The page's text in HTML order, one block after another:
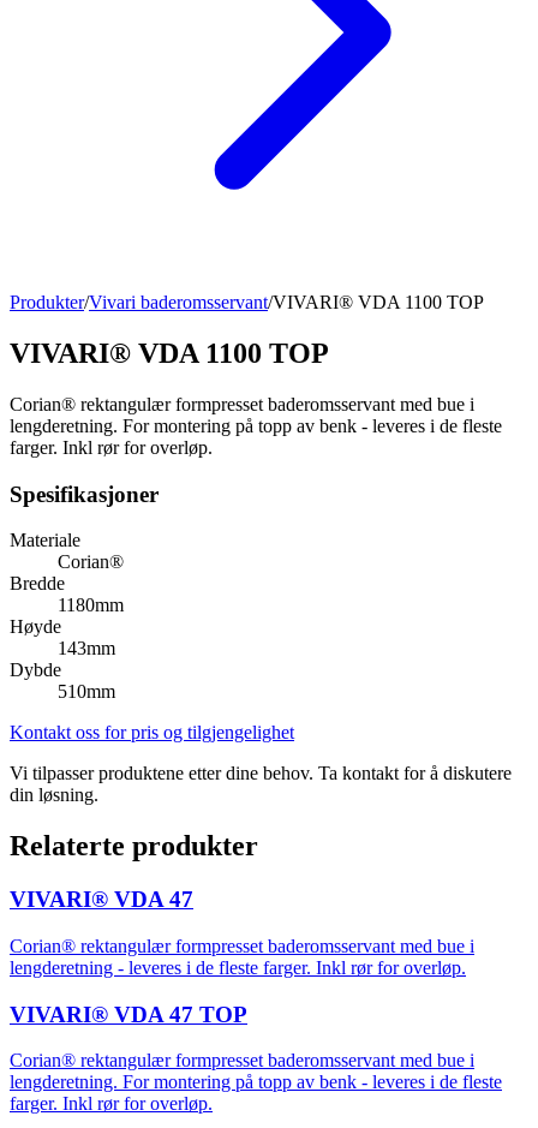
Produkter/Vivari baderomsservant/VIVARI® VDA 1100 TOP
VIVARI® VDA 1100 TOP
Corian® rektangulær formpresset baderomsservant med bue i
lengderetning. For montering på topp av benk - leveres i de fleste
farger. Inkl rør for overløp.
Spesifikasjoner
Materiale
Corian®
Bredde
1180mm
Høyde
143mm
Dybde
510mm
Kontakt oss for pris og tilgjengelighet
Vi tilpasser produktene etter dine behov. Ta kontakt for å diskutere
din løsning.
Relaterte produkter
VIVARI® VDA 47
Corian® rektangulær formpresset baderomsservant med bue i
lengderetning - leveres i de fleste farger. Inkl rør for overløp.
VIVARI® VDA 47 TOP
Corian® rektangulær formpresset baderomsservant med bue i
lengderetning. For montering på topp av benk - leveres i de fleste
farger. Inkl rør for overløp.